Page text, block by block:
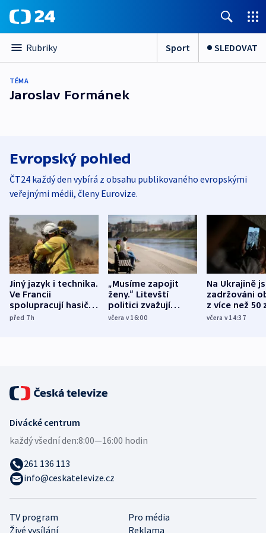
Rubriky Sport SLEDOVAT
TÉMA
Jaroslav Formánek
Evropský pohled
ČT24 každý den vybírá z obsahu publikovaného evropskými
veřejnými médii, členy Eurovize.
Jiný jazyk i technika.
Ve Francii
spolupracují hasiči z
různých zemí
před 7h
„Musíme zapojit
ženy.“ Litevští
politici zvažují
dohodu o
včera v 16:00
Na Ukrajině
zadržováni
z více než 50
Bojovali na
včera v 14:37
TV program
Pro média
Živé vysílání
Reklama
Divácké centrum
každý všední den:8:00—16:00 hodin
261 136 113
info@ceskatelevize.cz